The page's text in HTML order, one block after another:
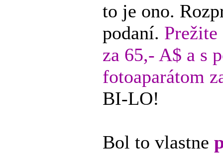
to je ono.
podaní.
za 65,- A$ a s
fotoaparátom
BI-LO!
Bol to vlastne